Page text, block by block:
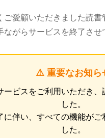
ご愛顧いただきました読書
ながらサービスを終了させ
⚠️ 重要なお知ら
ービスをご利用いただき
した。
に伴い、すべての機能が
した。